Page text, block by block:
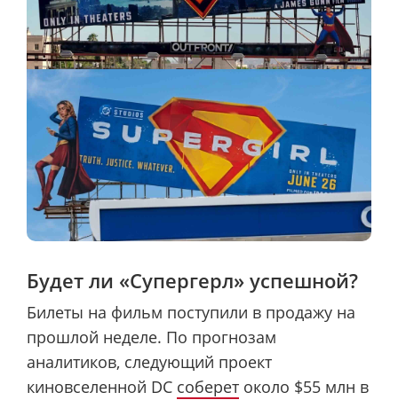
Будет ли «Супергерл» успешной?
Билеты на фильм поступили в продажу на
прошлой неделе. По прогнозам
аналитиков, следующий проект
киновселенной DC соберет около $55 млн в